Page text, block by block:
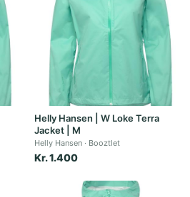
Helly Hansen | W Loke Terra
Jacket | M
Helly Hansen Booztlet
Kr. 1.400